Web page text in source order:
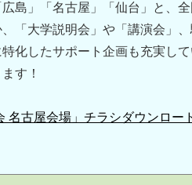
島」「名古屋」「仙台」と、
「大学説明会」や「講演会」
化したサポート企画も充実し
す！
名古屋会場」チラシダウンロー